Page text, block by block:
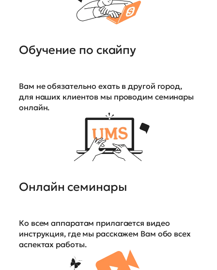
Обучение по скайпу
Вам не обязательно ехать в другой город,
для наших клиентов мы проводим семинары
онлайн.
Онлайн семинары
Ко всем аппаратам прилагается видео
инструкция, где мы расскажем Вам обо всех
аспектах работы.